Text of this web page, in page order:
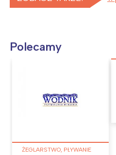
Polecamy
ŻEGLARSTWO, PŁYWANIE